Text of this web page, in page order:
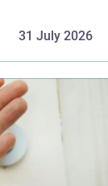
31 July 2026